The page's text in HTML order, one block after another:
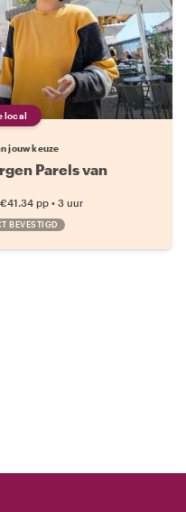
local
jouw keuze
Parels van
€41.34 pp • 3 uur
BEVESTIGD